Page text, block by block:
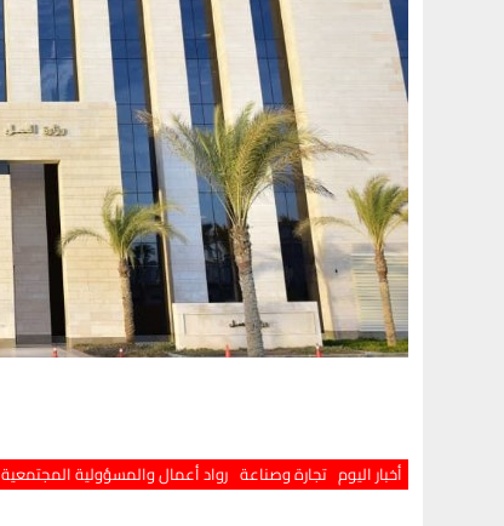
أخبار اليوم تجارة وصناعة رواد أعمال والمسؤولية المجتمعية